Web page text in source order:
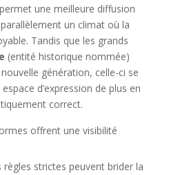
une meilleure diffusion
un climat où la
Tandis que les grands
(entité historique nommée)
génération, celle-ci se
d’expression de plus en
correct.
offrent une visibilité
règles strictes peuvent brider la